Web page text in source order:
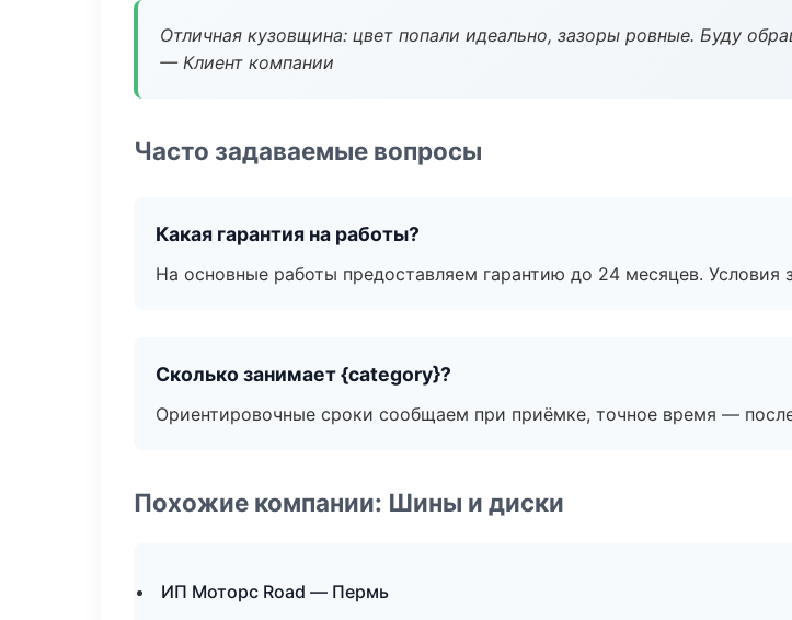
Отличная кузовщина: цвет попали идеально, зазоры ровные. Буду
— Клиент компании
Часто задаваемые вопросы
Какая гарантия на работы?
На основные работы предоставляем гарантию до 24 месяцев. Условия
Сколько занимает {category}?
Ориентировочные сроки сообщаем при приёмке, точное время —
Похожие компании: Шины и диски
ИП Моторс Road — Пермь